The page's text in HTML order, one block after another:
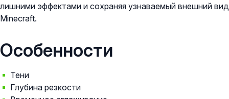
лишними эффектами и сохраняя узнаваемый внешний вид
Minecraft.
Особенности
Тени
Глубина резкости